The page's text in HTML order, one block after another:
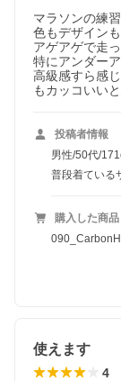
マラソンの練
色もデザイン
アゲアゲで走っ
特にアンダー
高級感すら感
もカッコいい
投稿者情報
男性/50代/
普段着ている
購入した商品
使えます
4